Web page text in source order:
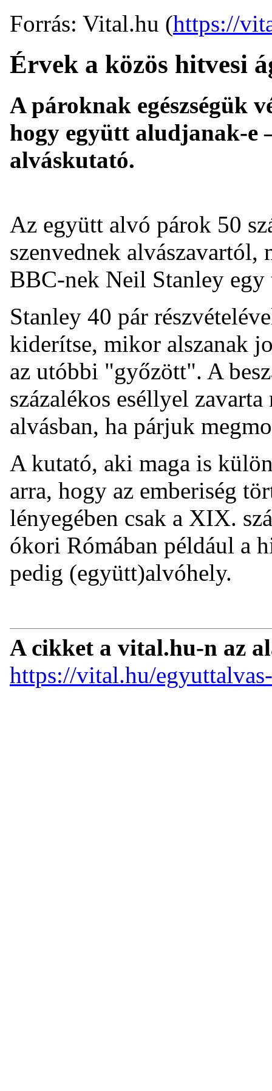
Forrás: Vital.hu (https://
Érvek a közös hitvesi
A pároknak egészségük
hogy együtt aludjanak-e
alváskutató.
Az együtt alvó párok 50
szenvednek
BBC-nek Neil Stanley
Stanley 40 pár
kiderítse, mikor alszanak
az utóbbi "győzött". A
százalékos eséllyel
alvásban, ha párjuk
A kutató, aki maga is
arra, hogy az emberiség
lényegében csak a XIX.
ókori Rómában például a
pedig (együtt)alvóhely.
A cikket a vital.hu-n az
https://vital.hu/